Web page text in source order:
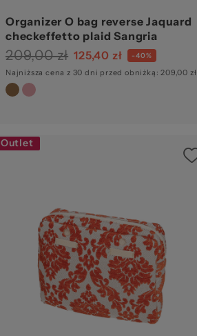
Organizer O bag reverse Jaquard
checkeffetto plaid Sangria
209,00 zł 125,40 zł -40%
Najniższa cena z 30 dni przed obniżką: 209,00 zł
Outlet